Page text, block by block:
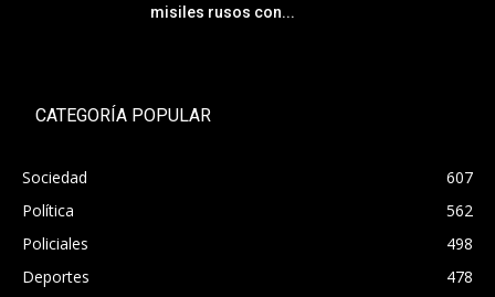
misiles rusos con...
CATEGORÍA POPULAR
Sociedad
607
Política
562
Policiales
498
Deportes
478